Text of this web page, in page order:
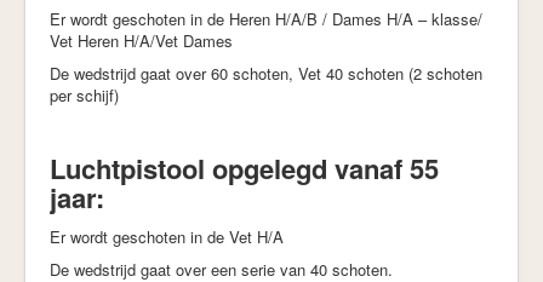
Er wordt geschoten in de Heren H/A/B / Dames H/A – klasse/
Vet Heren H/A/Vet Dames
De wedstrijd gaat over 60 schoten, Vet 40 schoten (2 schoten
per schijf)
Luchtpistool opgelegd vanaf 55
jaar:
Er wordt geschoten in de Vet H/A
De wedstrijd gaat over een serie van 40 schoten.